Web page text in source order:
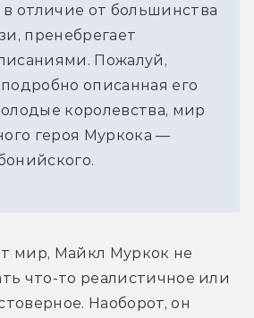
отличие от большинства
пренебрегает
Пожалуй,
описанная его
королевства, мир
героя Муркока —
мир, Майкл Муркок не
что-то реалистичное или
Наоборот, он